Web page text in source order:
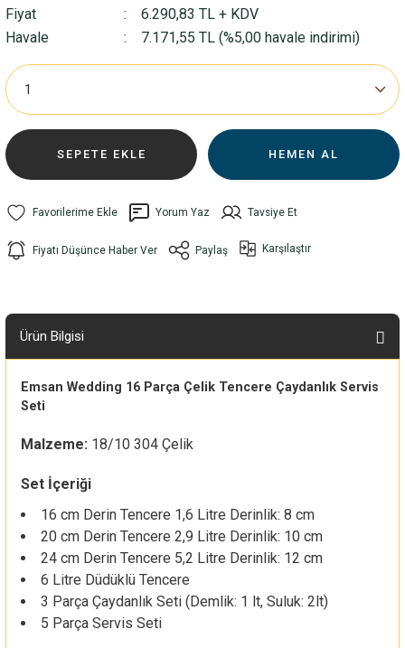
Fiyat
6.290,83 TL + KDV
Havale
7.171,55 TL (%5,00 havale indirimi)
SEPETE EKLE HEMEN AL
Yorum Yaz Tavsiye Et
Fiyatı Düşünce Haber Ver Paylaş Karşılaştır
Ürün Bilgisi
Emsan Wedding 16 Parça Çelik Tencere Çaydanlık Servis
Seti
Malzeme: 18/10 304 Çelik
Set İçeriği
16 cm Derin Tencere 1,6 Litre Derinlik: 8 cm
20 cm Derin Tencere 2,9 Litre Derinlik: 10 cm
24 cm Derin Tencere 5,2 Litre Derinlik: 12 cm
6 Litre Düdüklü Tencere
3 Parça Çaydanlık Seti (Demlik: 1 lt, Suluk: 2lt)
5 Parça Servis Seti